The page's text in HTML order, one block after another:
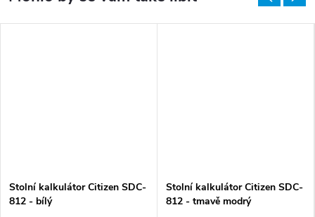
Stolní kalkulátor Citizen SDC-
812 - bílý
Stolní kalkulátor Citizen SDC-
812 - tmavě modrý